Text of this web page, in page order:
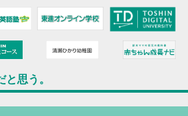
思う。